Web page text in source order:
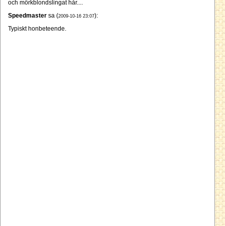
och mörkblondslingat hår....
Speedmaster sa (2009-10-16 23:07):
Typiskt honbeteende.